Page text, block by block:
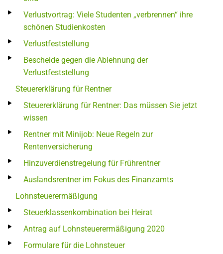
Verlustvortrag: Viele Studenten „verbrennen“ ihre
schönen Studienkosten
Verlustfeststellung
Bescheide gegen die Ablehnung der
Verlustfeststellung
Steuererklärung für Rentner
Steuererklärung für Rentner: Das müssen Sie jetzt
wissen
Rentner mit Minijob: Neue Regeln zur
Rentenversicherung
Hinzuverdienstregelung für Frührentner
Auslandsrentner im Fokus des Finanzamts
Lohnsteuerermäßigung
Steuerklassenkombination bei Heirat
Antrag auf Lohnsteuerermäßigung 2020
Formulare für die Lohnsteuer